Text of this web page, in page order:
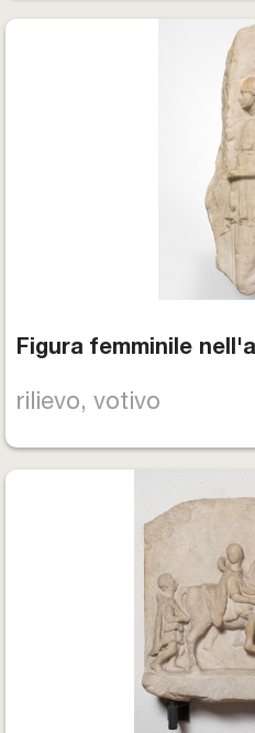
Figura femminile
rilievo, votivo